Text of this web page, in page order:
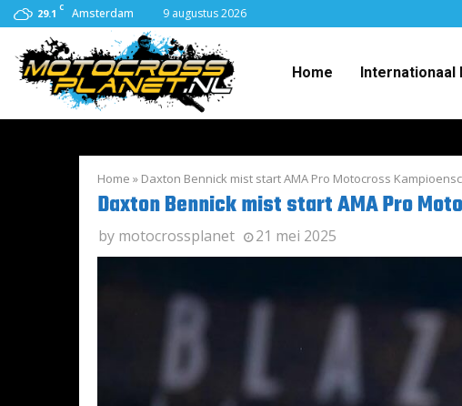
29.1 C Amsterdam 9 augustus 2026
Home Internationaal
Home » Daxton Bennick mist start AMA Pro Motocross
Daxton Bennick mist start AMA Pro
by motocrossplanet 21 mei 2025